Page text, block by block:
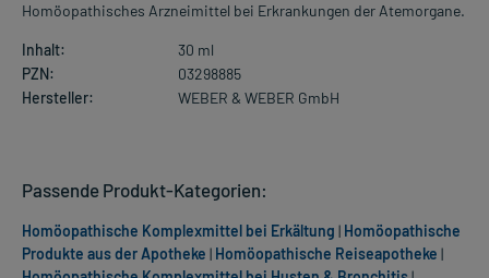
Homöopathisches Arzneimittel bei Erkrankungen der Atemorgane.
Inhalt:
30 ml
PZN:
03298885
Hersteller:
WEBER & WEBER GmbH
Passende Produkt-Kategorien:
Homöopathische Komplexmittel bei Erkältung | Homöopathische
Produkte aus der Apotheke | Homöopathische Reiseapotheke |